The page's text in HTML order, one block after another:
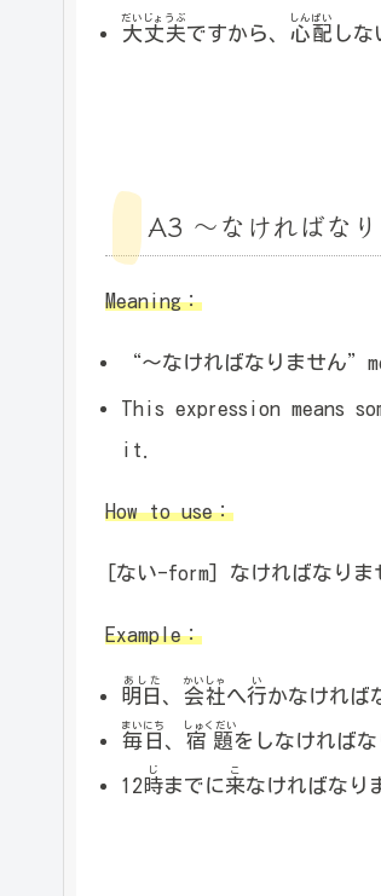
大丈夫
だいじょうぶ
ですから、 心配
しんぱい
し
A3 ～なければな
Meaning：
“～なければなりません
This expression means
it.
How to use：
[ない-form] なければなりま
Example：
明日
あした
、 会社
かいしゃ
へ行
い
かなけれ
毎日
まいにち
、 宿題
しゅくだい
をしなければ
12 時
じ
までに来
こ
なければな